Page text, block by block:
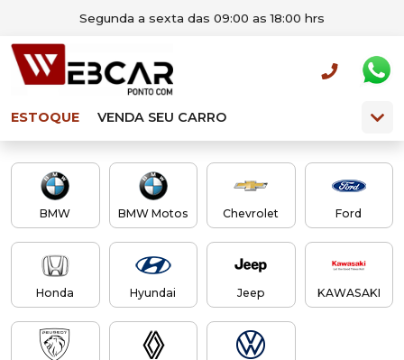
Segunda a sexta das 09:00 as 18:00 hrs
ESTOQUE VENDA SEU CARRO
BMW BMW Motos Chevrolet Ford
Honda Hyundai Jeep KAWASAKI